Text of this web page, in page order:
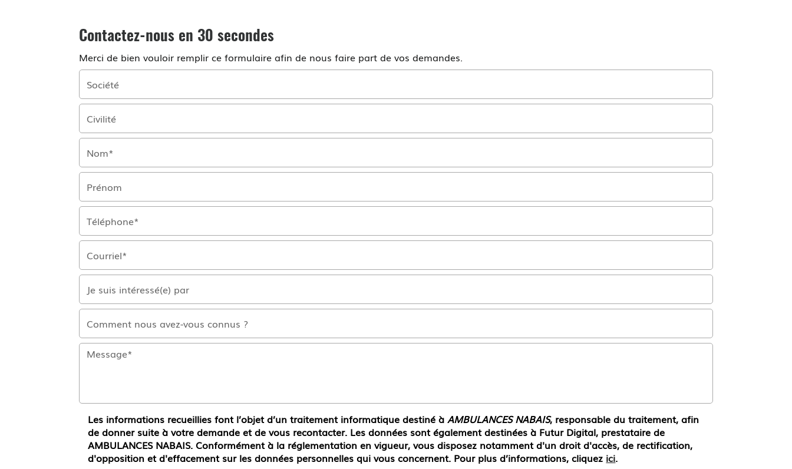
Contactez-nous en 30 secondes
Merci de bien vouloir remplir ce formulaire afin de nous faire part de vos demandes.
Les informations recueillies font l’objet d’un traitement informatique destiné à AMBULANCES NABAIS, responsable du traitement, afin
de donner suite à votre demande et de vous recontacter. Les données sont également destinées à Futur Digital, prestataire de
AMBULANCES NABAIS. Conformément à la réglementation en vigueur, vous disposez notamment d'un droit d'accès, de rectification,
d'opposition et d'effacement sur les données personnelles qui vous concernent. Pour plus d’informations, cliquez ici.